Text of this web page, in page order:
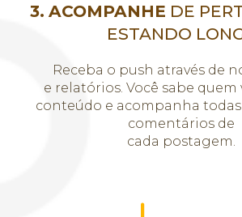
3. ACOMPANHE DE
ESTANDO
Receba o push através de
e relatórios. Você sabe quem
conteúdo e acompanha todas
comentários de
cada postagem.